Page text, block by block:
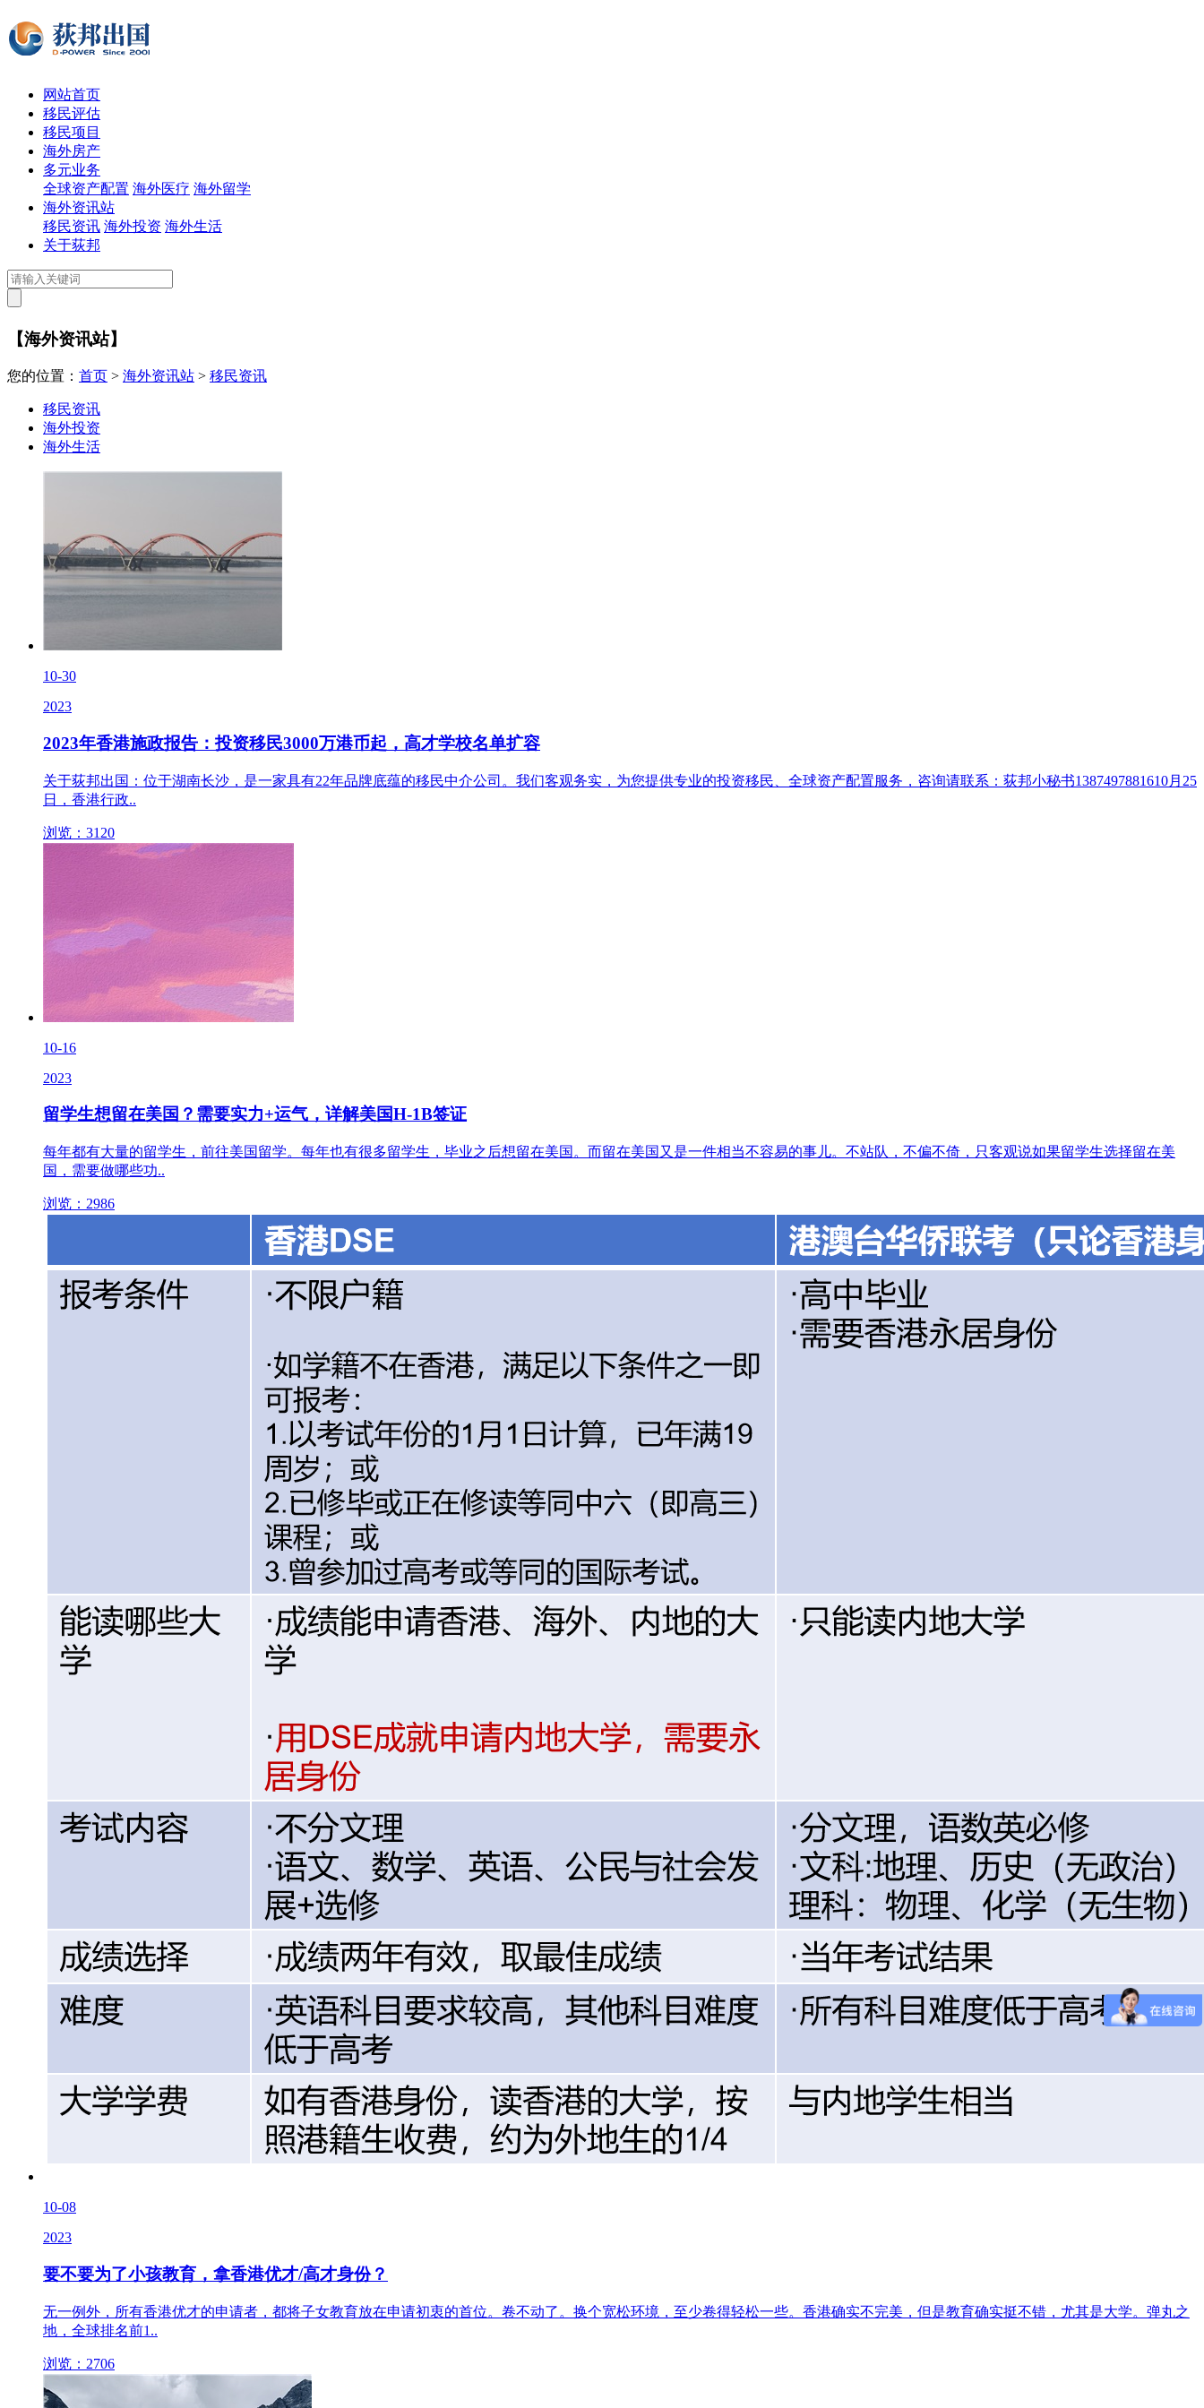
网站首页
移民评估
移民项目
海外房产
多元业务
全球资产配置 海外医疗 海外留学
海外资讯站
移民资讯 海外投资 海外生活
关于荻邦
【海外资讯站】
您的位置： 首页 > 海外资讯站 > 移民资讯
移民资讯
海外投资
海外生活
10-30
2023
2023年香港施政报告：投资移民3000万港币起，高才学校名单扩容
关于荻邦出国：位于湖南长沙，是一家具有22年品牌底蕴的移民中介公司。我们客观务实，为您提供专业的投资移民、全球资产配置服务，咨询请联系：荻邦小秘书1387497881610月25
日，香港行政..
浏览：3120
10-16
2023
留学生想留在美国？需要实力+运气，详解美国H-1B签证
每年都有大量的留学生，前往美国留学。每年也有很多留学生，毕业之后想留在美国。而留在美国又是一件相当不容易的事儿。不站队，不偏不倚，只客观说如果留学生选择留在美
国，需要做哪些功..
浏览：2986
10-08
2023
要不要为了小孩教育，拿香港优才/高才身份？
无一例外，所有香港优才的申请者，都将子女教育放在申请初衷的首位。卷不动了。换个宽松环境，至少卷得轻松一些。香港确实不完美，但是教育确实挺不错，尤其是大学。弹丸之
地，全球排名前1..
浏览：2706